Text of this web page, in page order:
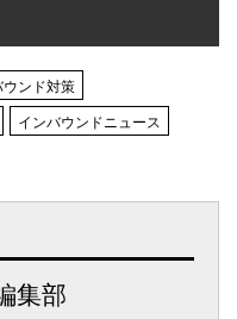
ウンド対策
インバウンドニュース
集部